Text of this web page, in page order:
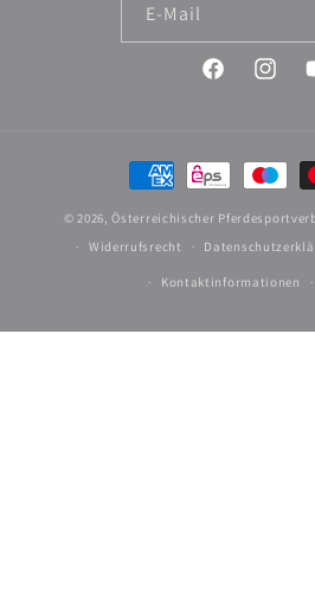
E-Mail
Facebook
Zahlungsmethoden
© 2026,Österreichischer
Widerrufsrecht
Kontaktinformationen